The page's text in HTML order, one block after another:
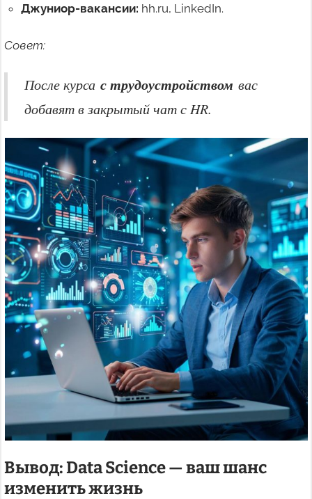
Джуниор-вакансии: hh.ru, LinkedIn.
Совет:
После курсас трудоустройством вас
добавят в закрытый чат с HR.
Вывод: Data Science — ваш шанс
изменить жизнь